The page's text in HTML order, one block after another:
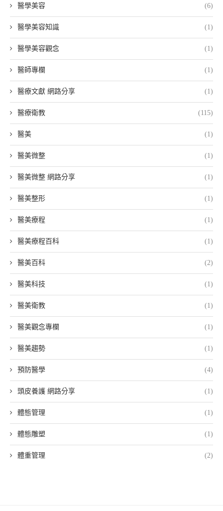
醫學美容 (6)
醫學美容知識 (1)
醫學美容觀念 (1)
醫師專欄 (1)
醫療文獻 網路分享 (1)
醫療衛教 (115)
醫美 (1)
醫美微整 (1)
醫美微整 網路分享 (1)
醫美整形 (1)
醫美療程 (1)
醫美療程百科 (1)
醫美百科 (2)
醫美科技 (1)
醫美衛教 (1)
醫美觀念專欄 (1)
醫美趨勢 (1)
預防醫學 (4)
頭皮養護 網路分享 (1)
體態管理 (1)
體態雕塑 (1)
體重管理 (2)